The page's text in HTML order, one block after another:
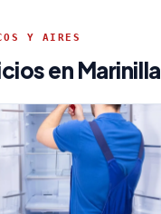
Y AIRES
en Marinilla